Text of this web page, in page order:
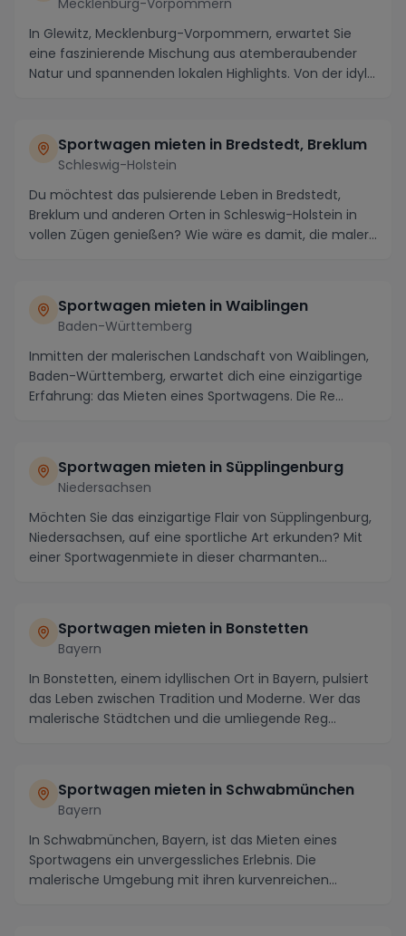
Mecklenburg-Vorpommern
In Glewitz, Mecklenburg-Vorpommern, erwartet Sie
eine faszinierende Mischung aus atemberaubender
Natur und spannenden lokalen Highlights. Von der idyl...
Sportwagen mieten in Bredstedt, Breklum
Schleswig-Holstein
Du möchtest das pulsierende Leben in Bredstedt,
Breklum und anderen Orten in Schleswig-Holstein in
vollen Zügen genießen? Wie wäre es damit, die maler...
Sportwagen mieten inWaiblingen
Baden-Württemberg
Inmitten der malerischen Landschaft von Waiblingen,
Baden-Württemberg, erwartet dich eine einzigartige
Erfahrung: das Mieten eines Sportwagens. Die Re...
Sportwagen mieten in Süpplingenburg
Niedersachsen
Möchten Sie das einzigartige Flair von Süpplingenburg,
Niedersachsen, auf eine sportliche Art erkunden? Mit
einer Sportwagenmiete in dieser charmanten...
Sportwagen mieten in Bonstetten
Bayern
In Bonstetten, einem idyllischen Ort in Bayern, pulsiert
das Leben zwischen Tradition und Moderne. Wer das
malerische Städtchen und die umliegende Reg...
Sportwagen mieten in Schwabmünchen
Bayern
In Schwabmünchen, Bayern, ist das Mieten eines
Sportwagens ein unvergessliches Erlebnis. Die
malerische Umgebung mit ihren kurvenreichen